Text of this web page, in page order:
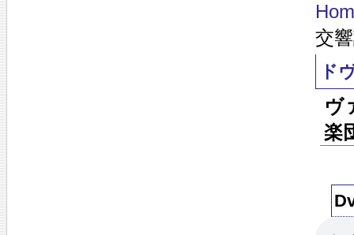
交
ド
ヴ
楽